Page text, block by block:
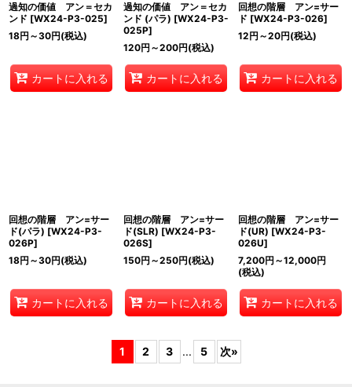
過知の価値 アン＝セカ
ンド [WX24-P3-025]
18円 ～30円(税込)
カートに入れる
過知の価値 アン＝セカ
ンド (パラ) [WX24-P3-
025P]
120円 ～200円(税込)
カートに入れる
回想の階層 アン=サー
ド [WX24-P3-026]
12円 ～20円(税込)
カートに入れる
回想の階層 アン=サー
ド(パラ) [WX24-P3-
026P]
18円 ～30円(税込)
カートに入れる
回想の階層 アン=サー
ド(SLR) [WX24-P3-
026S]
150円 ～250円(税込)
カートに入れる
回想の階層 アン=サー
ド(UR) [WX24-P3-
026U]
7,200円 ～12,000円
(税込)
カートに入れる
1 2 3 ... 5 次»